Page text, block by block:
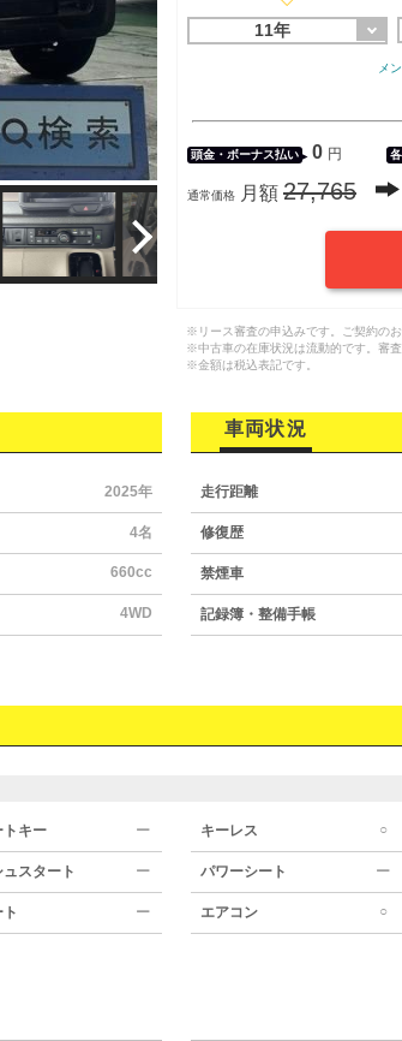
11年
メ
頭金・ボーナス払い 0 円
通常価格 月額 27,765
※リース審査の申込みです。ご契約の
※中古車の在庫状況は流動的です。審
※金額は税込表記です。
2025年
4名
660cc
4WD
車両状況
走行距離
修復歴
禁煙車
記録簿・整備手帳
トキー ー キーレス ○
ュスタート ー パワーシート ー
ー エアコン ○